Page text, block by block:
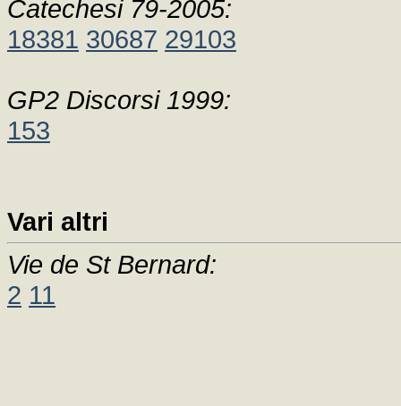
Catechesi 79-2005:
18381 30687 29103
GP2 Discorsi 1999:
153
Vari altri
Vie de St Bernard:
2 11